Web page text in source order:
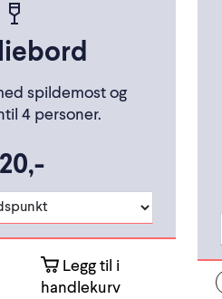
spildemost og
4 personer.
handlekurv